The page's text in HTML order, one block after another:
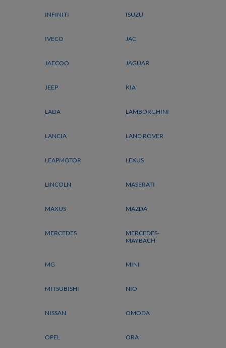
INFINITI ISUZU
IVECO JAC
JAECOO JAGUAR
JEEP KIA
LADA LAMBORGHINI
LANCIA LAND ROVER
LEAPMOTOR LEXUS
LINCOLN MASERATI
MAXUS MAZDA
MERCEDES
MERCEDES-
MAYBACH
MG MINI
MITSUBISHI NIO
NISSAN OMODA
OPEL ORA